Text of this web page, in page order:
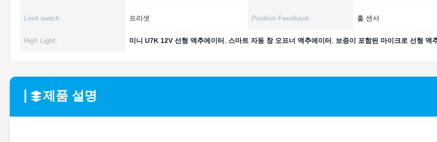
Limit switch: 프리셋 Position Feedback: 홀 센서
High Light: 미니 U7K 12V 선형 액추에이터 스마트 자동 창 오프너 액추에이터 보증이 포함된 마이크로 선형 액
제품 설명